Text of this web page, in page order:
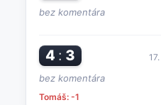
bez komentára
4 : 3
bez komentára
Tomáš: -1